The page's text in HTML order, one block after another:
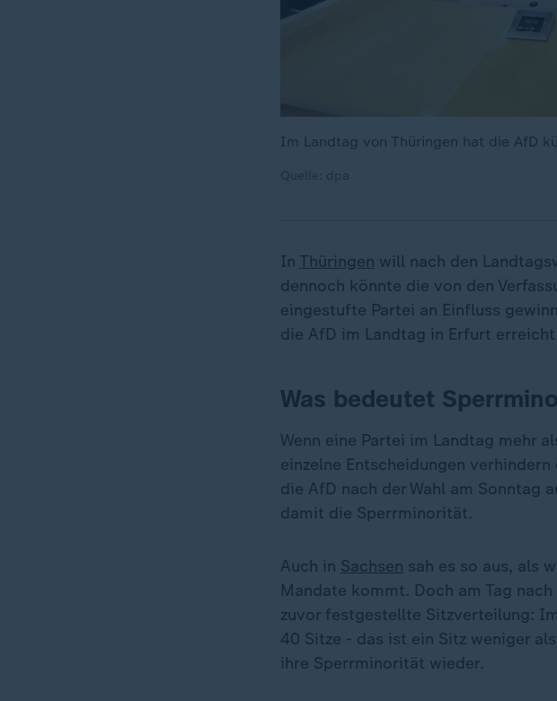
Im Landtag von Thüringen hat die AfD
In Thüringen will nach den
dennoch könnte die von den
eingestufte Partei an Einfluss
die AfD im Landtag in Erfurt
Was bedeutet
Wenn eine Partei im Landtag mehr
einzelne Entscheidungen
die AfD nach der Wahl am Sonntag
damit die Sperrminorität.
Auch in Sachsen sah es so aus, als
Mandate kommt. Doch am Tag
zuvor festgestellte Sitzverteilung:
40 Sitze - das ist ein Sitz weniger
ihre Sperrminorität wieder.